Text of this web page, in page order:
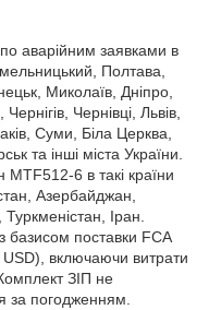
аварійним заявками в
Полтава,
Миколаїв, Дніпро,
Чернівці, Львів,
Суми, Біла Церква,
та інші міста України.
6 в такі країни
Азербайджан,
Іран.
базисом поставки FCA
включаючи витрати
ЗІП не
за погодженням.